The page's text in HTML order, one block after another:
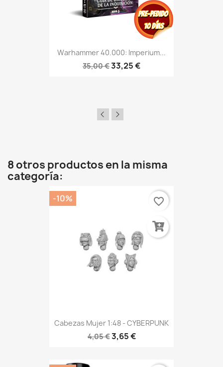
Warhammer 40.000: Imperium...
35,00 €33,25 €
8 otros productos en la misma
categoría:
Cabezas Mujer 1:48 - CYBERPUNK
4,05 €3,65 €
-10% favorite_border